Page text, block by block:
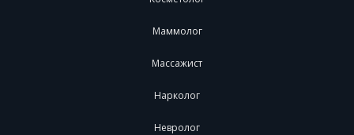
Маммолог
Массажист
Нарколог
Невролог